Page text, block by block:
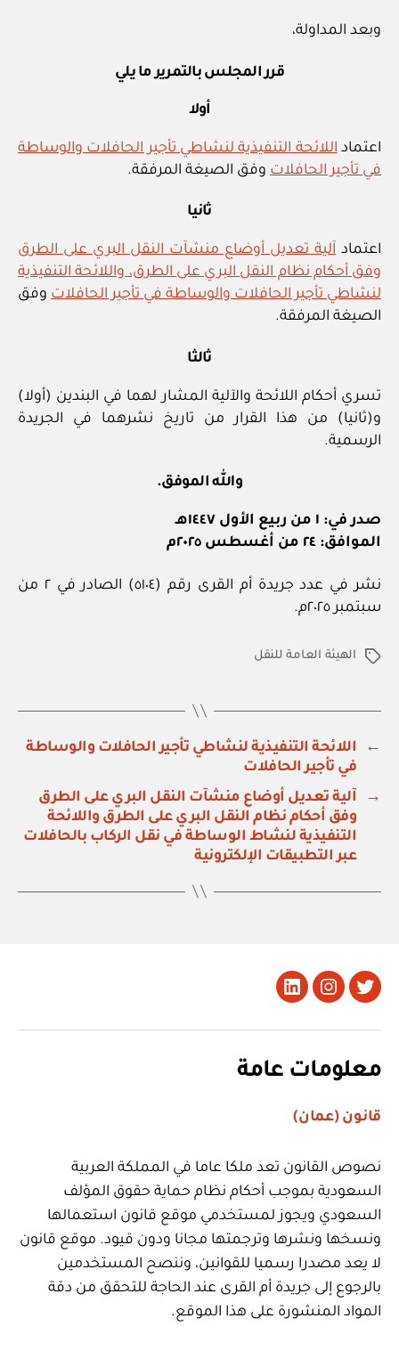
وبعد المداولة،
قرر المجلس بالتمرير ما يلي
أولا
اعتماد اللائحة التنفيذية لنشاطي تأجير الحافلات والوساطة
في تأجير الحافلات وفق الصيغة المرفقة.
ثانيا
اعتماد آلية تعديل أوضاع منشآت النقل البري على الطرق
وفق أحكام نظام النقل البري على الطرق، واللائحة التنفيذية
لنشاطي تأجير الحافلات والوساطة في تأجير الحافلات وفق
الصيغة المرفقة.
ثالثا
تسري أحكام اللائحة والآلية المشار لهما في البندين (أولا)
و(ثانيا) من هذا القرار من تاريخ نشرهما في الجريدة
الرسمية.
والله الموفق.
صدر في: ١ من ربيع الأول ١٤٤٧هـ
الموافق: ٢٤ من أغسطس ٢٠٢٥م
نشر في عدد جريدة أم القرى رقم (٥١٠٤) الصادر في ٢ من
سبتمبر ٢٠٢٥م.
الوسومالهيئة العامة للنقل
←
اللائحة التنفيذية لنشاطي تأجير الحافلات والوساطة
في تأجير الحافلات
→
آلية تعديل أوضاع منشآت النقل البري على الطرق
وفق أحكام نظام النقل البري على الطرق واللائحة
التنفيذية لنشاط الوساطة في نقل الركاب بالحافلات
عبر التطبيقات الإلكترونية
تويتر Instagram
LinkedIn
معلومات عامة
قانون (عمان)
نصوص القانون تعد ملكا عاما في المملكة العربية
السعودية بموجب أحكام نظام حماية حقوق المؤلف
السعودي ويجوز لمستخدمي موقع قانون استعمالها
ونسخها ونشرها وترجمتها مجانا ودون قيود. موقع قانون
لا يعد مصدرا رسميا للقوانين، وننصح المستخدمين
بالرجوع إلى جريدة أم القرى عند الحاجة للتحقق من دقة
المواد المنشورة على هذا الموقع.